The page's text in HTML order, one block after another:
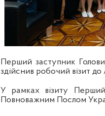
Перший заступник
здійснив робочий візит до
У рамках візиту Перший
Повноважним Послом